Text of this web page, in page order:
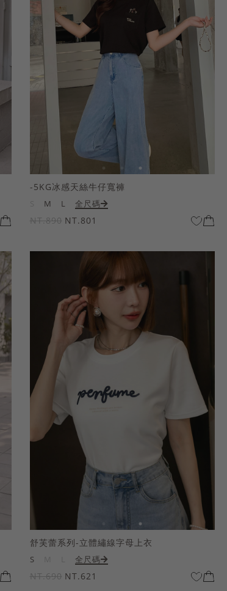
-5KG冰感天絲牛仔寬褲
M L 全尺碼
NT.890 NT.801
舒芙蕾系列-立體繡線字母上衣
S 全尺碼
NT.690 NT.621